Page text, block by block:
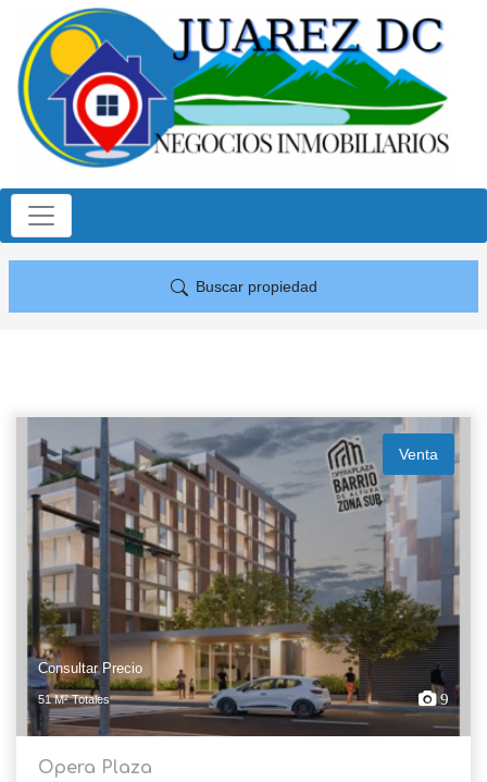
Buscar propiedad
Venta
Consultar Precio
51 M² Totales 9
Opera Plaza